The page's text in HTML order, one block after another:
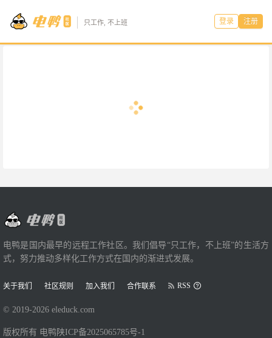
只工作, 不上班 登录 注册
电鸭是国内最早的远程工作社区。我们倡导“只工作，不上班”的生活方
式，努力推动多样化工作方式在国内的渐进式发展。
关于我们 社区规则 加入我们 合作联系 RSS
© 2019-2026 eleduck.com
版权所有 电鸭 陕ICP备2025065785号-1